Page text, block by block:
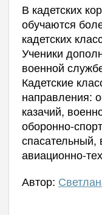
В кадетских
обучаются
кадетских
Ученики
военной
Кадетские
направления:
казачий,
оборонно-
спасательный,
авиационно-
Автор: